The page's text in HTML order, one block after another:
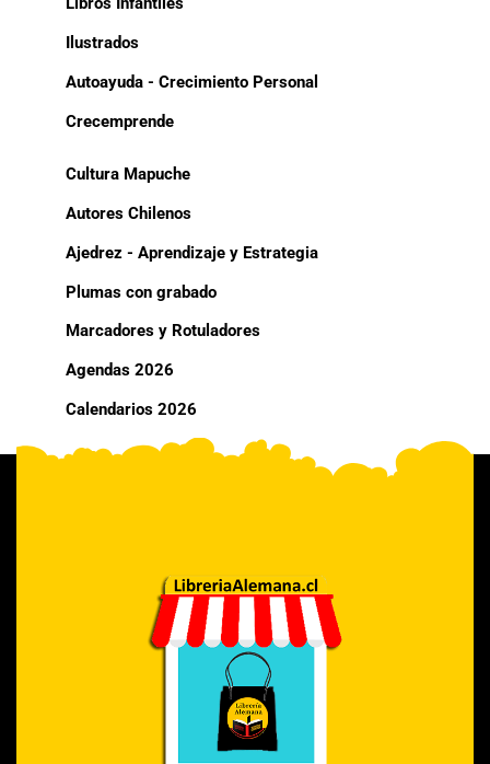
Ilustrados
Autoayuda - Crecimiento Personal
Crecemprende
Cultura Mapuche
Autores Chilenos
Ajedrez - Aprendizaje y Estrategia
Plumas con grabado
Marcadores y Rotuladores
Agendas 2026
Calendarios 2026